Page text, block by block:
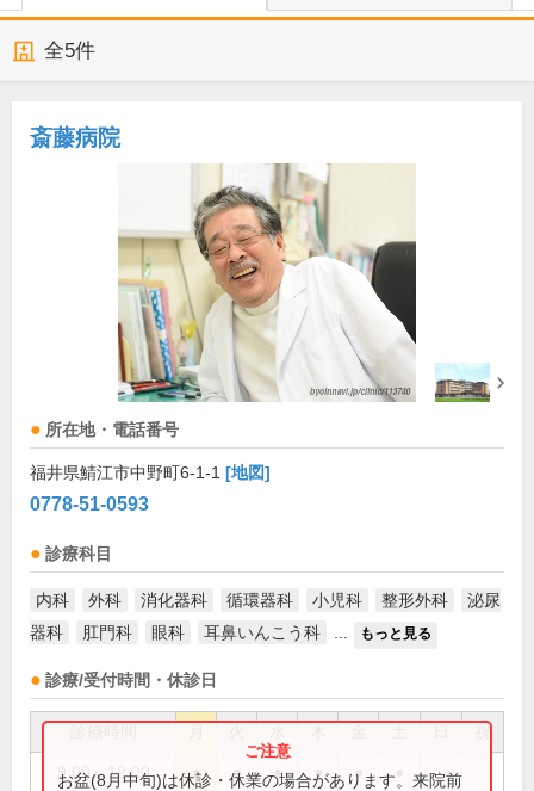
全5件
斎藤病院
所在地・電話番号
福井県鯖江市中野町6-1-1 [地図]
0778-51-0593
診療科目
内科 外科 消化器科 循環器科 小児科 整形外科
泌尿
器科
肛門科 眼科 耳鼻いんこう科 もっと見る
診療/受付時間・休診日
祝
9:00～12:00 ● ● ● ● ●
お盆(8月中旬)は休診・休業の場合があります。来院前